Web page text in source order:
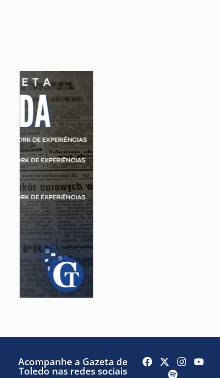
Acompanhe a Gazeta de
Toledo nas redes sociais